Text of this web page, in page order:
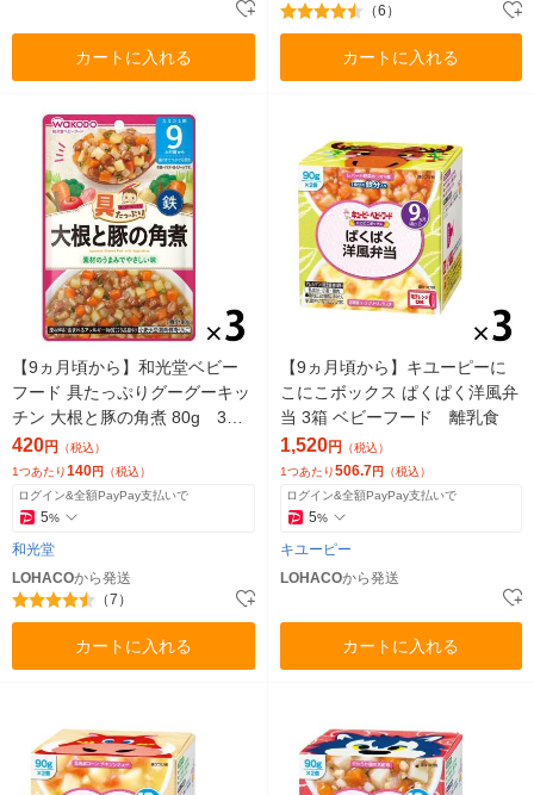
カートに入れる
（6）
カートに入れる
【9ヵ月頃から】和光堂ベビー
フード 具たっぷりグーグーキッ
チン 大根と豚の角煮 80g 3
個 アサヒGF ベビーフード
離乳食
420円 （税込）
1つあたり140円 （税込）
ログイン&全額PayPay支払いで
5%
和光堂
LOHACOから発送
（7）
カートに入れる
【9ヵ月頃から】キユーピーに
こにこボックス ぱくぱく洋風弁
当 3箱 ベビーフード 離乳食
1,520円 （税込）
1つあたり506.7 円 （税込）
ログイン&全額PayPay支払いで
5%
キユーピー
LOHACOから発送
カートに入れる